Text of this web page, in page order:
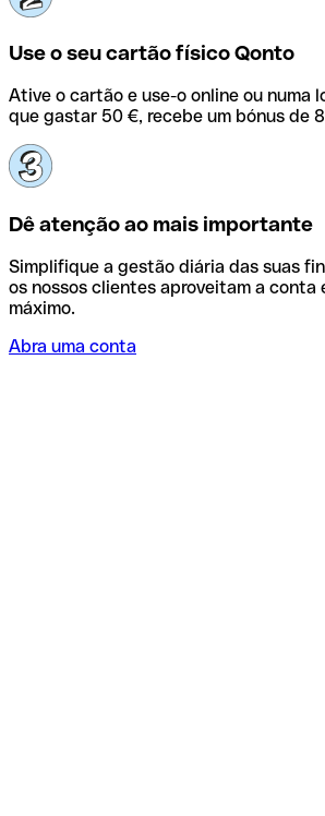
Use o seu cartão físico Qonto
Ative o cartão e use-o online ou numa
que gastar 50 €, recebe um bónus de
Dê atenção ao mais importante
Simplifique a gestão diária das suas
os nossos clientes aproveitam a conta
máximo.
Abra uma conta